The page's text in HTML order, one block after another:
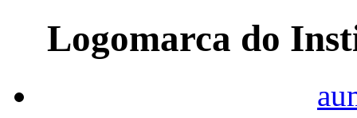
Logomarca do